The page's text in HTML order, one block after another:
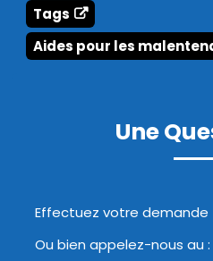
Tags
Aides pour les
Une
Effectuez votre demande
Ou bien appelez-nous au :